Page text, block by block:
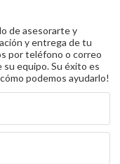
de asesorarte y
y entrega de tu
por teléfono o correo
equipo. Su éxito es
podemos ayudarlo!